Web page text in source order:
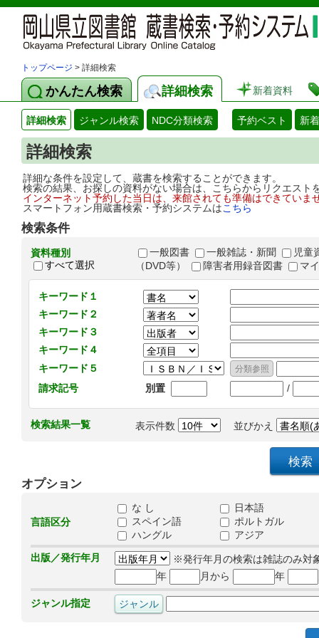
トップページ > 詳細検索
かんたん検索 詳細検索 新着資料
詳細検索 ジャンル検索 NDC分類検索 予約ベスト 新
詳細検索
詳細な条件を設定して、蔵書を検索することができます。
検索の結果、お探しの資料がない場合は、こちらからリクエス
インターネット予約した当日は、来館されても準備はできてい
スマートフォン用蔵書検索・予約システムはこちら
検索条件
資料種別
すべて選択
一般図書 一般雑誌・新聞
児童
（DVD等）
障害者用録音図書 マ
キーワード１
キーワード２
キーワード３
キーワード４
キーワード５
請求記号
別置 /
検索結果一覧 表示件数 並びかえ
オプション
言語区分
な し
日本語
スペイン語
ポルトガル
ハングル
アジア
出版／発行年月
※発行年月の検索は雑誌のみ対
年
月から 年
ジャンル指定